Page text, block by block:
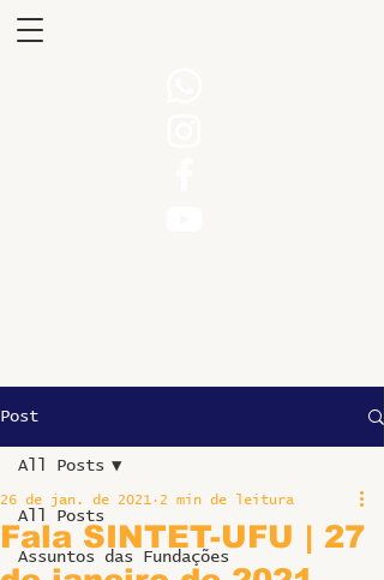
Post
All Posts
Assuntos das Fundações
All Posts
Fala SINTET-UFU | 27
26 de jan. de 2021 2 min de leitura